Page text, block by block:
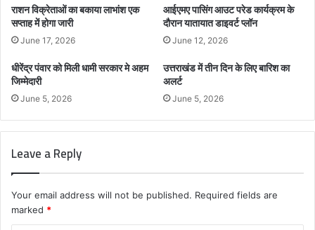
राशन विक्रेताओं का बकाया लाभांश एक
सप्ताह में होगा जारी
June 17, 2026
आईएमए पासिंग आउट परेड कार्यक्रम के
दौरान यातायात डाइवर्ट प्लॉन
June 12, 2026
धीरेंद्र पंवार को मिली धामी सरकार मे अहम
जिम्मेदारी
June 5, 2026
उत्तराखंड में तीन दिन के लिए बारिश का
अलर्ट
June 5, 2026
Leave a Reply
Your email address will not be published. Required fields are
marked *